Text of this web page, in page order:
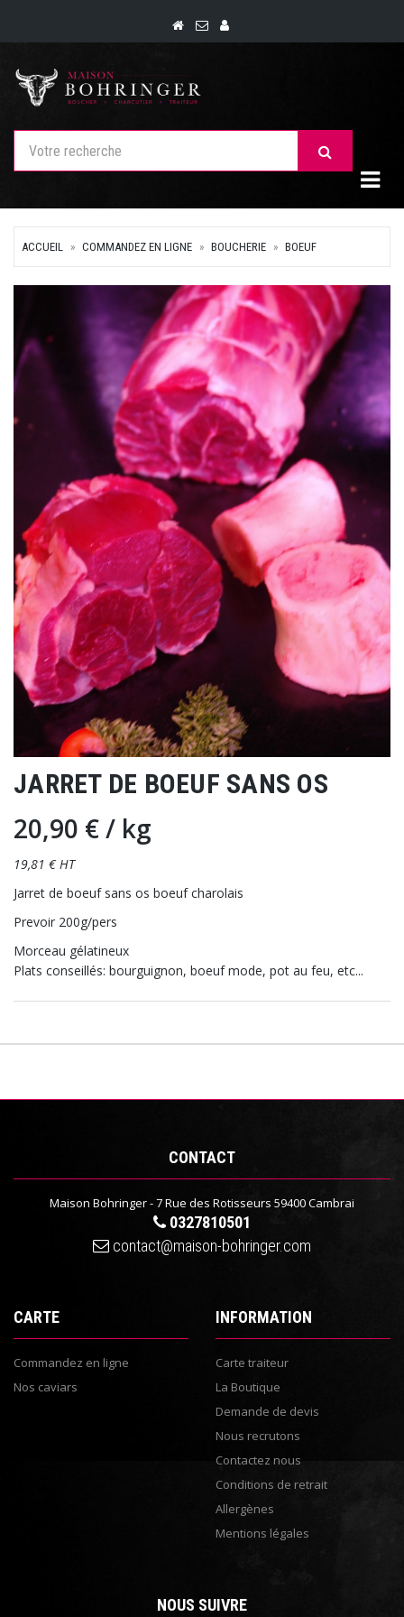
ACCUEIL COMMANDEZ EN LIGNE BOUCHERIE BOEUF
JARRET DE BOEUF SANS OS
20,90 €/ kg
19,81 € HT
Jarret de boeuf sans os boeuf charolais
Prevoir 200g/pers
Morceau gélatineux
Plats conseillés: bourguignon, boeuf mode, pot au feu, etc...
CONTACT
Maison Bohringer - 7 Rue des Rotisseurs 59400 Cambrai
0327810501
contact@maison-bohringer.com
CARTE
Commandez en ligne
Nos caviars
INFORMATION
Carte traiteur
La Boutique
Demande de devis
Nous recrutons
Contactez nous
Conditions de retrait
Allergènes
Mentions légales
NOUS SUIVRE